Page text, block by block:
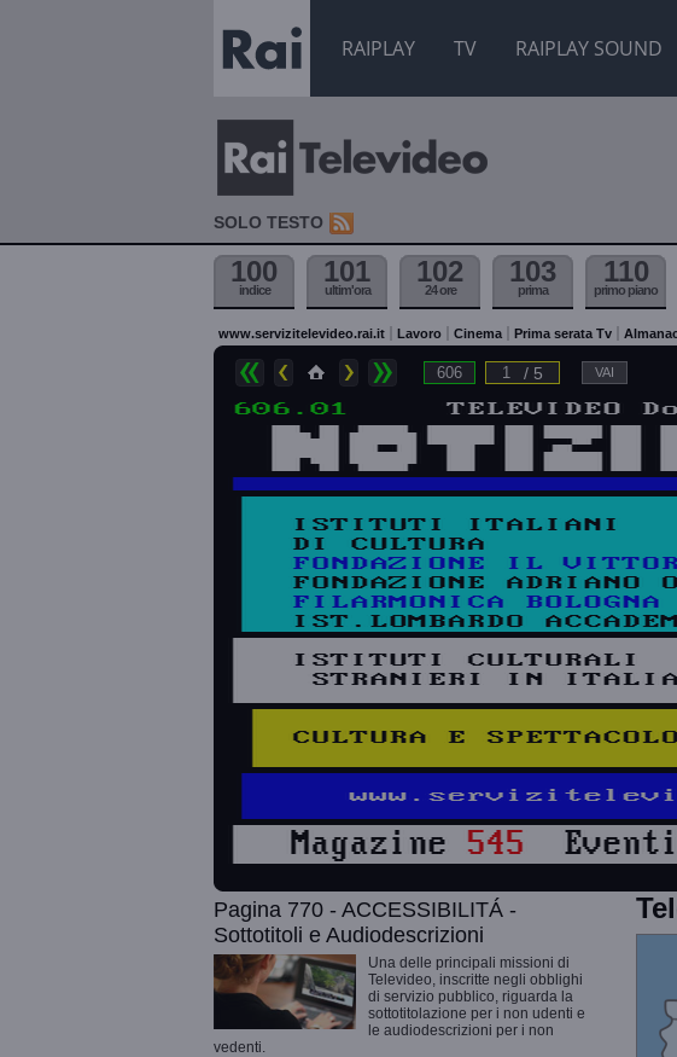
RAIPLAY TV RAIPLAY SOUND
SOLO TESTO
100
indice
101
ultim'ora
102
24 ore
103
prima
110
primo piano
www.servizitelevideo.rai.it Lavoro Cinema Prima serata Tv
/ 5
Pagina 770 - ACCESSIBILITÁ -
Sottotitoli e Audiodescrizioni
Una delle principali missioni di
Televideo, inscritte negli obblighi
di servizio pubblico, riguarda la
sottotitolazione per i non udenti e
le audiodescrizioni per i non
vedenti.